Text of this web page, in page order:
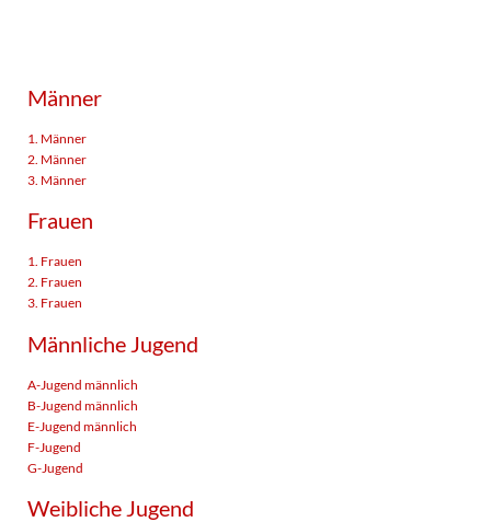
Männer
1. Männer
2. Männer
3. Männer
Frauen
1. Frauen
2. Frauen
3. Frauen
Männliche Jugend
A-Jugend männlich
B-Jugend männlich
E-Jugend männlich
F-Jugend
G-Jugend
Weibliche Jugend